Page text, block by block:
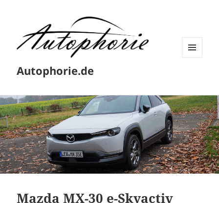
Autophorie.de
Mazda MX-30 e-Skyactiv